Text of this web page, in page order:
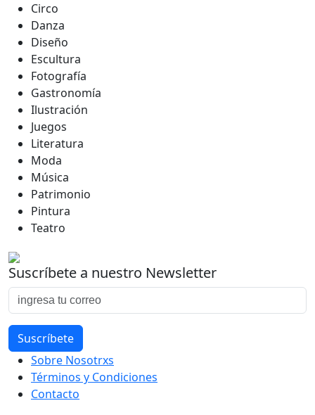
Circo
Danza
Diseño
Escultura
Fotografía
Gastronomía
Ilustración
Juegos
Literatura
Moda
Música
Patrimonio
Pintura
Teatro
Suscríbete a nuestro Newsletter
Sobre Nosotrxs
Términos y Condiciones
Contacto